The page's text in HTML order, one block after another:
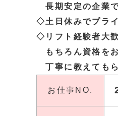
長期安定の企業
◇土日休みでプラ
◇リフト経験者大歓
もちろん資格を
丁寧に教えても
お仕事NO.